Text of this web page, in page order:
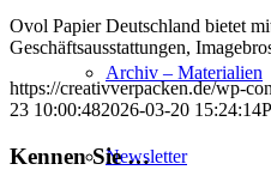
Archiv – Materialien
Newsletter
Ovol Papier Deutschland bietet
Geschäftsausstattungen,
https://creativverpacken.de/wp-
23 10:00:482026-03-20 15:24:14
Kennen Sie …